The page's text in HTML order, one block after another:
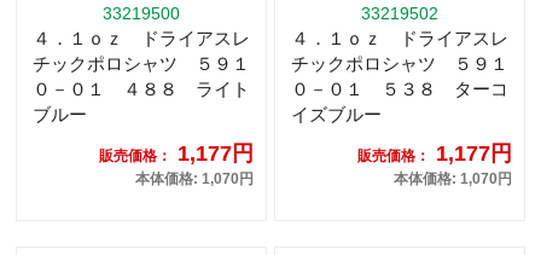
33219500
４．１ｏｚ ドライアスレ
チックポロシャツ ５９１
０－０１ ４８８ ライト
ブルー
販売価格： 1,177円
本体価格: 1,070円
33219502
４．１ｏｚ ドライアスレ
チックポロシャツ ５９１
０－０１ ５３８ ターコ
イズブルー
販売価格： 1,177円
本体価格: 1,070円